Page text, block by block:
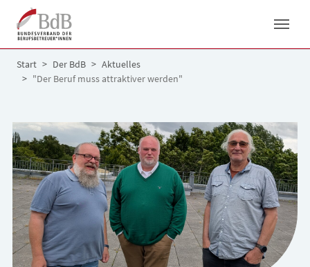
Skip to main navigation
Skip to main content
Skip to page footer
You are here:
Start Der BdB
Aktuelles
"Der Beruf muss attraktiver werden"